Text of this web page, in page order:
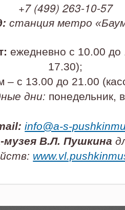
+7 (499) 263-10-57
станция метро
ежедневно с 10.00 до
17.30);
– с 13.00 до 21.00
дни: понедельник,
info@a-s-
В.Л. Пушкина